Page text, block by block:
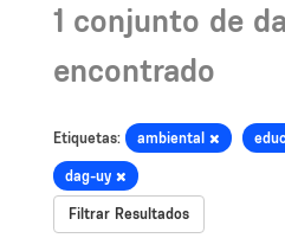
1 conjunto de
encontrado
Etiquetas: ambiental
dag-uy
Filtrar Resultados